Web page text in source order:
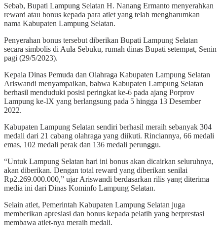
Sebab, Bupati Lampung Selatan H. Nanang Ermanto menyerahkan
reward atau bonus kepada para atlet yang telah mengharumkan
nama Kabupaten Lampung Selatan.
Penyerahan bonus tersebut diberikan Bupati Lampung Selatan
secara simbolis di Aula Sebuku, rumah dinas Bupati setempat, Senin
pagi (29/5/2023).
Kepala Dinas Pemuda dan Olahraga Kabupaten Lampung Selatan
Ariswandi menyampaikan, bahwa Kabupaten Lampung Selatan
berhasil menduduki posisi peringkat ke-6 pada ajang Porprov
Lampung ke-IX yang berlangsung pada 5 hingga 13 Desember
2022.
Kabupaten Lampung Selatan sendiri berhasil meraih sebanyak 304
medali dari 21 cabang olahraga yang diikuti. Rinciannya, 66 medali
emas, 102 medali perak dan 136 medali perunggu.
“Untuk Lampung Selatan hari ini bonus akan dicairkan seluruhnya,
akan diberikan. Dengan total reward yang diberikan senilai
Rp2.269.000.000,” ujar Ariswandi berdasarkan rilis yang diterima
media ini dari Dinas Kominfo Lampung Selatan.
Selain atlet, Pemerintah Kabupaten Lampung Selatan juga
memberikan apresiasi dan bonus kepada pelatih yang berprestasi
membawa atlet-nya meraih medali.